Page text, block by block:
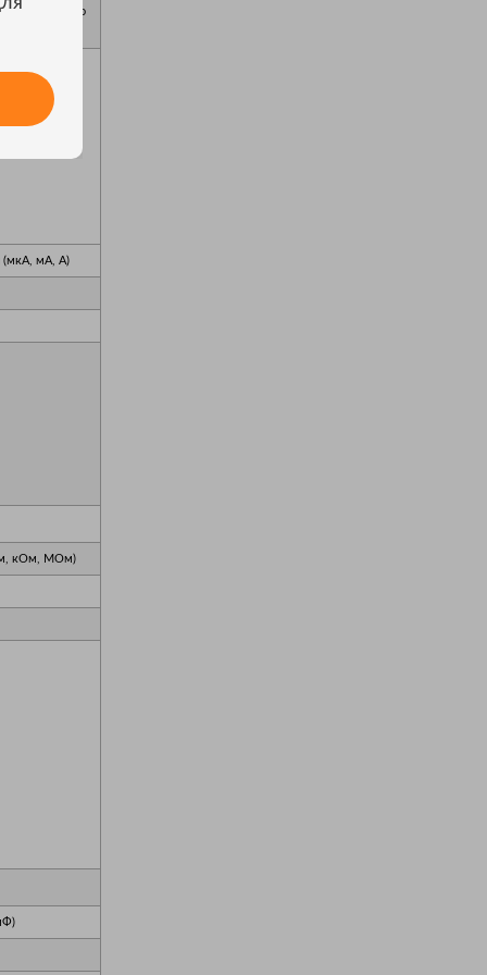
переменного
(мкА, мА, А)
кОм, МОм)